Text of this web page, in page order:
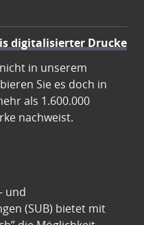
digitalisierter Drucke
in unserem
Sie es doch in
als 1.600.000
nachweist.
und
(SUB) bietet mit